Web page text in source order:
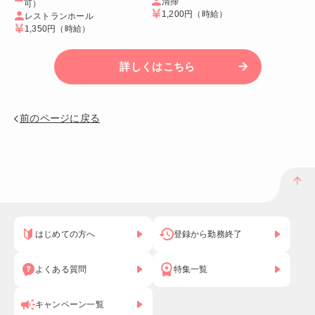
可）
レストランホール
1,350円 （時給）
1,200円 （時給）
詳しくはこちら
前のページに戻る
はじめての方へ 登録から勤務終了
よくある質問 特集一覧
キャンペーン一覧